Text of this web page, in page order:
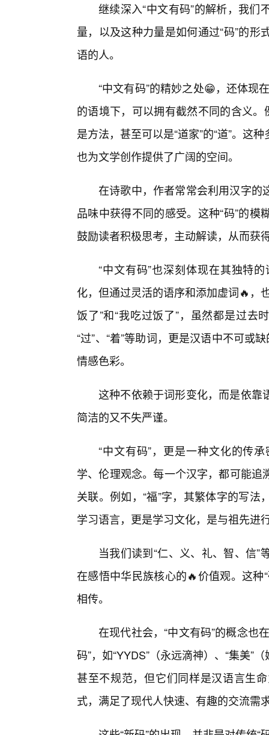
继续深入“中文有码”的解析，我
量，以及这种力量是如何通过“码”的
语的人。
“中文有码”的精妙之处😁，还体现
的语境下，可以拥有截然不同的含义
是方法，甚至可以是“道家”的“道”。这
也为文学创作提供了广阔的空间。
在诗歌中，作者常常会利用汉字的
品味中获得不同的感受。这种“码”的
鼓励读者积极思考，主动解读，从而获
“中文有码”也深刻体现在其独特
化，但通过灵活的语序和添加虚词🔥，
饭了”和“我吃过饭了”，虽然都是过去
“过”、“着”等助词，更是汉语中不可或
情感色彩。
这种不依赖于词形变化，而是依靠
简洁的又不失严谨。
“中文有码”，更是一种文化的传
学、伦理观念。每一个汉字，都可能
关联。例如，“福”字，其繁体字的写
学习语言，更是学习文化，是与祖先进
当我们读到“仁、义、礼、智、信
在感悟中华民族核心的🔥价值观。这
相传。
在现代社会，“中文有码”的概念也
码”，如“YYDS”（永远滴神）、“集美”
甚至不规范，但它们同样是汉语言生
式，满足了现代人快速、有趣的交流需